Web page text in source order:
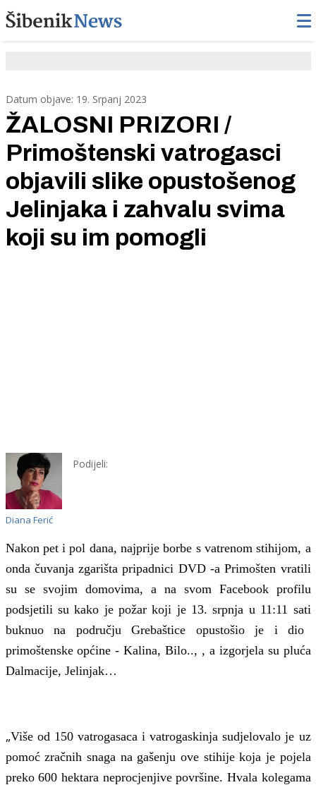
Datum objave: 19. Srpanj 2023
ŽALOSNI PRIZORI /
Primoštenski vatrogasci
objavili slike opustošenog
Jelinjaka i zahvalu svima
koji su im pomogli
Diana Ferić
Podijeli:
Nakon pet i pol dana, najprije borbe s vatrenom stihijom, a
onda čuvanja zgarišta pripadnici DVD -a Primošten vratili
su se svojim domovima, a na svom Facebook profilu
podsjetili su kako je požar koji je 13.srpnja u 11:11 sati
buknuo na području Grebaštice opustošio je i dio
primoštenske općine -Kalina, Bilo.., , a izgorjela su pluća
Dalmacije, Jelinjak…
„Više od 150 vatrogasaca i vatrogaskinja sudjelovalo je uz
pomoć zračnih snaga na gašenju ove stihije koja je pojela
preko 600 hektara neprocjenjive površine. Hvala kolegama